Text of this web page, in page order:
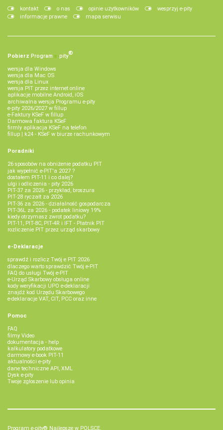
kontakt o nas opinie użytkowników
wesprzyj e-pity
informacje prawne
mapa serwisu
Pobierz Program e‑pity®
wersja dla Windows
wersja dla Mac OS
wersja dla Linux
wersja PIT przez internet online
aplikacje mobilne Android, iOS
archiwalna wersja Programu e-pity
e-pity 2026/2027 w fillup
e‑Faktury KSeF w fillup
Darmowa faktura KSeF
firmly aplikacja KSeF na telefon
fillup | k24 - KSeF w biurze rachunkowym
Poradniki
26 sposobów na obniżenie podatku PIT
jak wypełnić e-PIT'a 2027 ?
dostałem PIT-11 i co dalej?
ulgi i odliczenia - pity 2026
PIT-37 za 2026 - przykład, broszura
PIT-28 ryczałt za 2026
PIT-36 za 2026 - działalność gospodarcza
PIT-36L za 2026 - podatek liniowy 19%
kiedy otrzymasz zwrot podatku?
PIT-11, PIT-8C, PIT-4R i IFT - Płatnik PIT
rozliczenie PIT przez urząd skarbowy
e-Deklaracje
sprawdź i rozlicz Twój e PIT 2026
dlaczego warto sprawdzić Twój e-PIT
FAQ do usługi Twój e-PIT
e-Urząd Skarbowy obsługa online
kody weryfikacji UPO e-deklaracji
znajdź kod Urzędu Skarbowego
e-deklaracje VAT, CIT, PCC oraz inne
Pomoc
FAQ
filmy Video
dokumentacja - help
kalkulatory podatkowe
darmowy e-book PIT-11
aktualności e-pity
dane techniczne API, XML
Dysk e-pity
Twoje zgłoszenie lub opinia
Program e-pity® Najlepsze w POLSCE.